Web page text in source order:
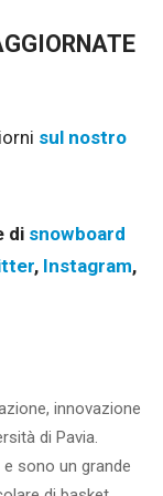
sul nostro
di snowboard
, Instagram,
innovazione
di Pavia.
sono un grande